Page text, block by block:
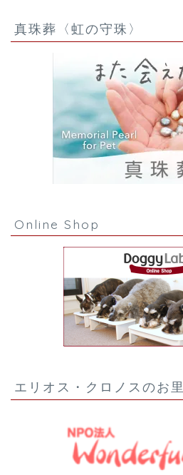
真珠葬〈虹の守珠〉
Online Shop
エリオス・クロノスのお里